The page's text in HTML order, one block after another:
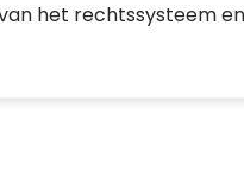
het rechtssysteem